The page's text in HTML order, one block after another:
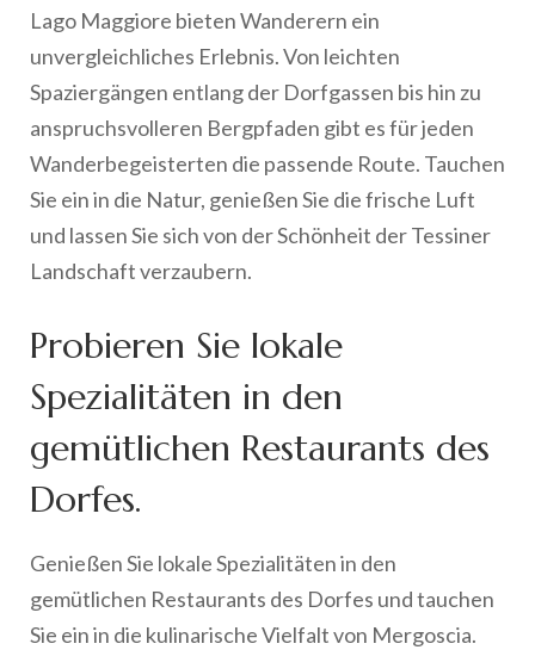
Lago Maggiore bieten Wanderern ein
unvergleichliches Erlebnis. Von leichten
Spaziergängen entlang der Dorfgassen bis hin zu
anspruchsvolleren Bergpfaden gibt es für jeden
Wanderbegeisterten die passende Route. Tauchen
Sie ein in die Natur, genießen Sie die frische Luft
und lassen Sie sich von der Schönheit der Tessiner
Landschaft verzaubern.
Probieren Sie lokale
Spezialitäten in den
gemütlichen Restaurants des
Dorfes.
Genießen Sie lokale Spezialitäten in den
gemütlichen Restaurants des Dorfes und tauchen
Sie ein in die kulinarische Vielfalt von Mergoscia.